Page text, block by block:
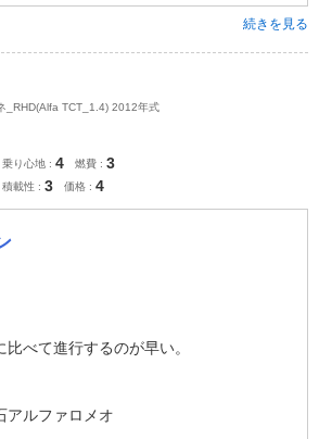
続きを見る
_RHD(Alfa TCT_1.4) 2012年式
乗り心地 4 燃費 3
積載性 3 価格 4
べて進行するのが早い。
アルファロメオ